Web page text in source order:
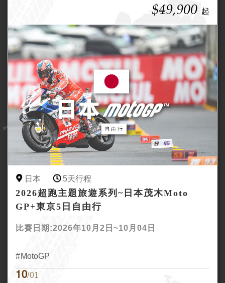
$49,900 起
日本 5天行程
2026超跑主題旅遊系列~日本茂木Moto
GP+東京5日自由行
比賽日期:2026年10月2日~10月04日
MotoGP
10/01